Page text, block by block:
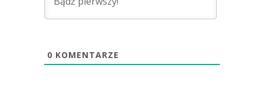
0 KOMENTARZE